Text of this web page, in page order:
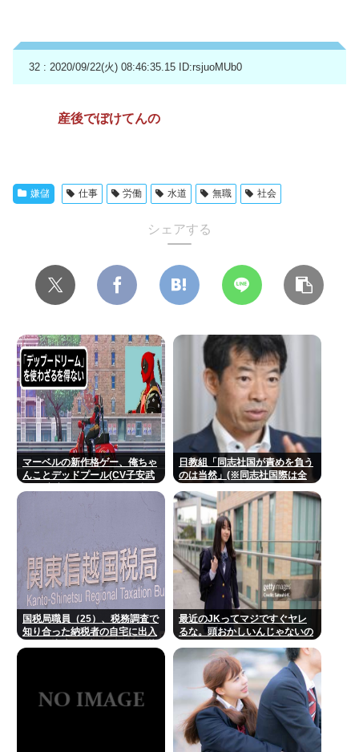
32 : 2020/09/22(火) 08:46:35.15 ID:rsjuoMUb0
産後でぼけてんの
嫌儲 仕事 労働 水道 無職 社会
シェアする
マーベルの新作格ゲー、俺ちゃ
んことデッドプール(CV子安武
日教組「同志社国が責めを負う
のは当然」(※同志社国際は全
自画自賛も
国税局職員（25）、税務調査で
知り合った納税者の自宅に出入
最近のJKってマジですぐヤレ
るな。頭おかしいんじゃないの